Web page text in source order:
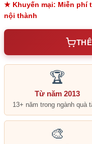
★ Khuyến mại: Miễn phí
nội thành
🏆
Từ năm 2013
13+ năm trong ngành quà
🎨